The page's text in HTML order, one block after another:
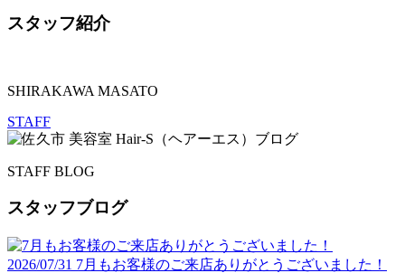
スタッフ紹介
SHIRAKAWA MASATO
STAFF
STAFF BLOG
スタッフブログ
2026/07/31 7月もお客様のご来店ありがとうございました！